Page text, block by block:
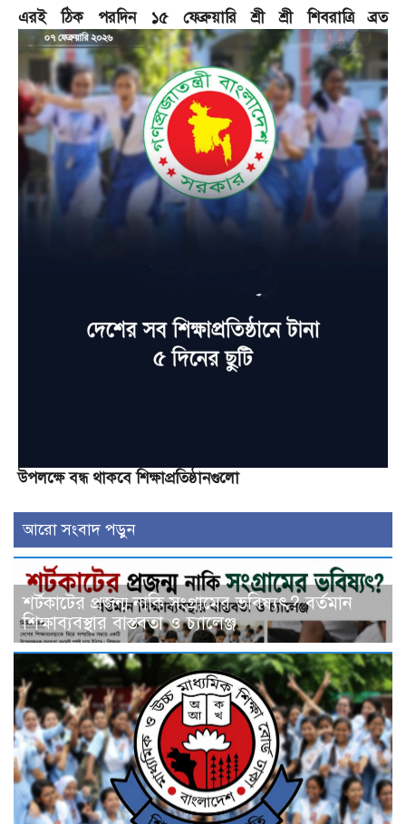
এরই ঠিক পরদিন ১৫ ফেব্রুয়ারি শ্রী শ্রী শিবরাত্রি ব্রত
উপলক্ষে বন্ধ থাকবে শিক্ষাপ্রতিষ্ঠানগুলো
আরো সংবাদ পড়ুন
শর্টকাটের প্রজন্ম নাকি সংগ্রামের ভবিষ্যৎ? বর্তমান
শিক্ষাব্যবস্থার বাস্তবতা ও চ্যালেঞ্জ